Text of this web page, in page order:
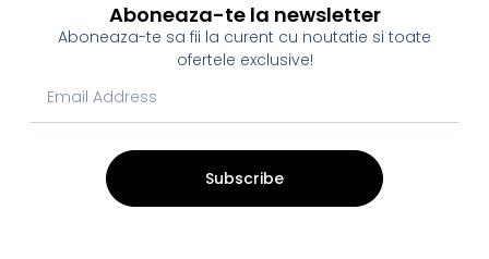
Aboneaza-te la newsletter
Aboneaza-te sa fii la curent cu noutatie si toate
ofertele exclusive!
Subscribe